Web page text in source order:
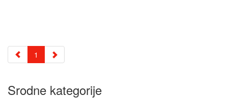
1
Srodne kategorije